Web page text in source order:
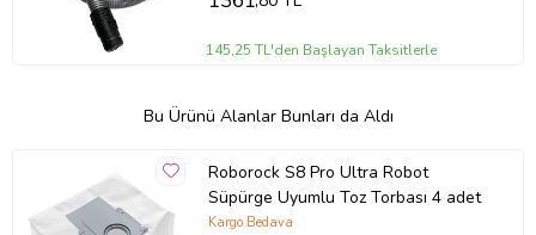
145,25 TL'den Başlayan Taksitlerle
Bu Ürünü Alanlar Bunları da Aldı
Roborock S8 Pro Ultra Robot
Süpürge Uyumlu Toz Torbası 4 adet
Kargo Bedava